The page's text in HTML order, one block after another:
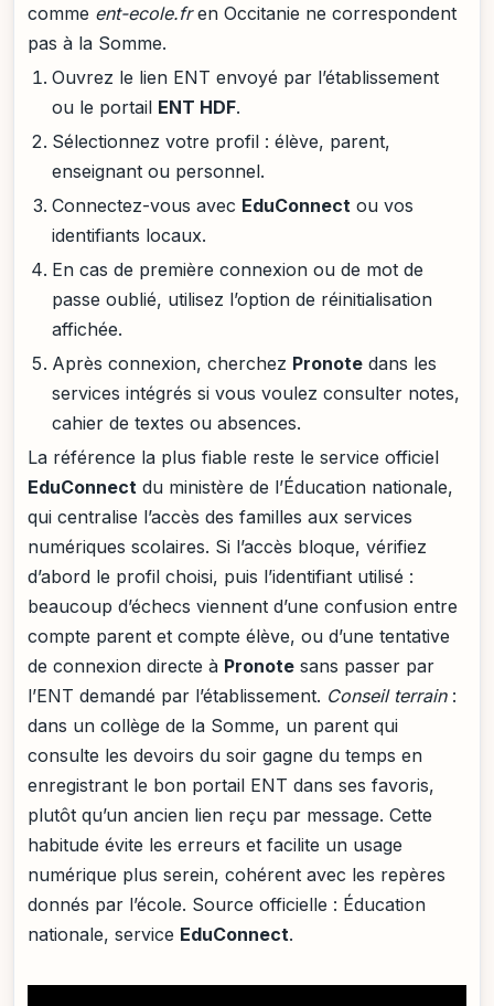
comme ent-ecole.fren Occitanie ne correspondent
pas à la Somme.
Ouvrez le lien ENT envoyé par l’établissement
ou le portail ENT HDF.
Sélectionnez votre profil : élève, parent,
enseignant ou personnel.
Connectez-vous avec EduConnect ou vos
identifiants locaux.
En cas de première connexion ou de mot de
passe oublié, utilisez l’option de réinitialisation
affichée.
Après connexion, cherchez Pronote dans les
services intégrés si vous voulez consulter notes,
cahier de textes ou absences.
La référence la plus fiable reste le service officiel
EduConnect du ministère de l’Éducation nationale,
qui centralise l’accès des familles aux services
numériques scolaires. Si l’accès bloque, vérifiez
d’abord le profil choisi, puis l’identifiant utilisé :
beaucoup d’échecs viennent d’une confusion entre
compte parent et compte élève, ou d’une tentative
de connexion directe à Pronote sans passer par
l’ENT demandé par l’établissement. Conseil terrain:
dans un collège de la Somme, un parent qui
consulte les devoirs du soir gagne du temps en
enregistrant le bon portail ENT dans ses favoris,
plutôt qu’un ancien lien reçu par message. Cette
habitude évite les erreurs et facilite un usage
numérique plus serein, cohérent avec les repères
donnés par l’école. Source officielle : Éducation
nationale, service EduConnect.